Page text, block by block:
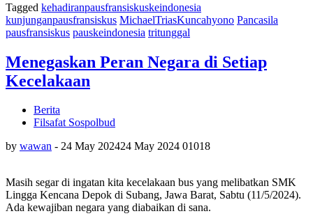
Tagged kehadiranpausfransiskuskeindonesia
kunjunganpausfransiskus MichaelTriasKuncahyono Pancasila
pausfransiskus pauskeindonesia tritunggal
Menegaskan Peran Negara di Setiap
Kecelakaan
Berita
Filsafat Sospolbud
by wawan - 24 May 202424 May 2024 01018
Masih segar di ingatan kita kecelakaan bus yang melibatkan SMK
Lingga Kencana Depok di Subang, Jawa Barat, Sabtu (11/5/2024).
Ada kewajiban negara yang diabaikan di sana.